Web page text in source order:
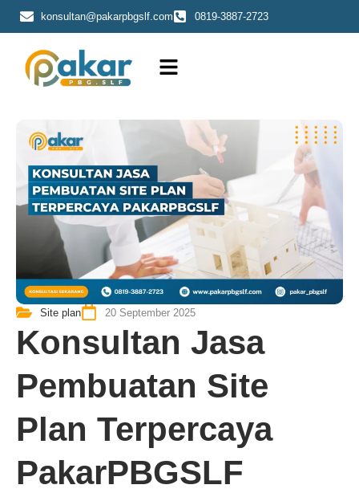
konsultan@pakarpbgslf.com 0819-3887-2723
Site plan 20 September 2025
Konsultan Jasa
Pembuatan Site
Plan Terpercaya
PakarPBGSLF